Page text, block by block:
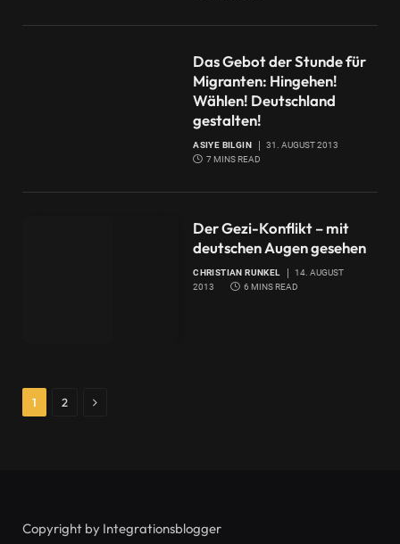
Das Gebot der Stunde für
Migranten: Hingehen!
Wählen! Deutschland
gestalten!
ASIYE BILGIN
31. AUGUST 2013
7 MINS READ
Der Gezi-Konflikt – mit
deutschen Augen gesehen
CHRISTIAN RUNKEL
14. AUGUST
2013
6 MINS READ
1 2 Next
Copyright by Integrationsblogger